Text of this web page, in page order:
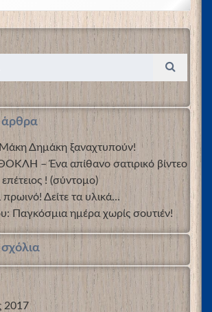
Δημάκη ξαναχτυπούν!
– Ένα απίθανο σατιρικό βίντεο
! (σύντομο)
πρωινό! Δείτε τα υλικά…
Παγκόσμια ημέρα χωρίς σουτιέν!
2017